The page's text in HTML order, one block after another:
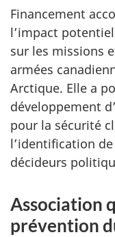
Financement
l’impact
sur les missions
armées
Arctique. Elle a
développement
pour la sécurité
l’identification
décideurs
Association
prévention